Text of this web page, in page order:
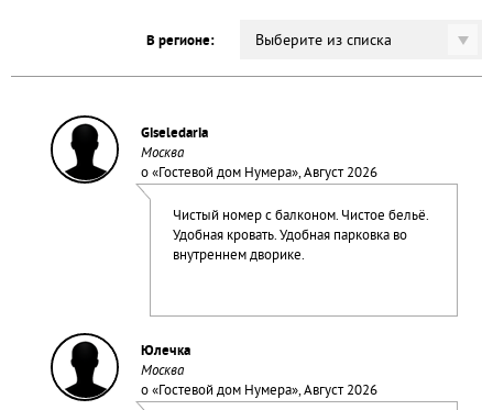
В регионе: Выберите из списка
Giseledaria
Москва
о «Гостевой дом Нумера», Август 2026
Чистый номер с балконом. Чистое бельё.
Удобная кровать. Удобная парковка во
внутреннем дворике.
Юлечка
Москва
о «Гостевой дом Нумера», Август 2026